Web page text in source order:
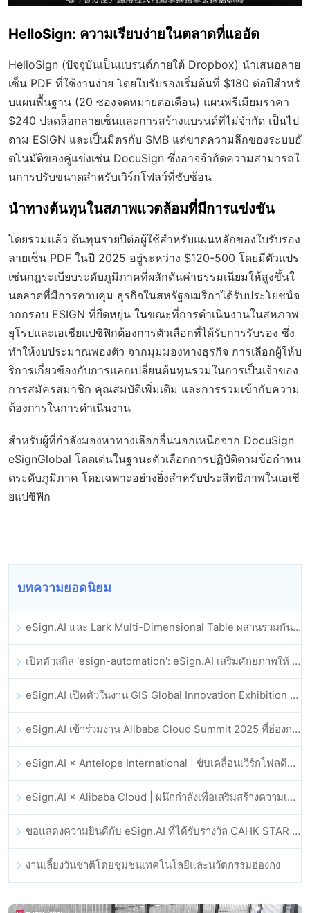
HelloSign: ความเรียบง่ายในตลาดที่แออัด
HelloSign (ปัจจุบันเป็นแบรนด์ภายใต้ Dropbox) นำเสนอลาย
เซ็น PDF ที่ใช้งานง่าย โดยใบรับรองเริ่มต้นที่ $180 ต่อปีสำหรั
บแผนพื้นฐาน (20 ซองจดหมายต่อเดือน) แผนพรีเมียมราคา
$240 ปลดล็อกลายเซ็นและการสร้างแบรนด์ที่ไม่จำกัด เป็นไป
ตาม ESIGN และเป็นมิตรกับ SMB แต่ขาดความลึกของระบบอั
ตโนมัติของคู่แข่งเช่น DocuSign ซึ่งอาจจำกัดความสามารถใ
นการปรับขนาดสำหรับเวิร์กโฟลว์ที่ซับซ้อน
นำทางต้นทุนในสภาพแวดล้อมที่มีการแข่งขัน
โดยรวมแล้ว ต้นทุนรายปีต่อผู้ใช้สำหรับแผนหลักของใบรับรอง
ลายเซ็น PDF ในปี 2025 อยู่ระหว่าง $120-500 โดยมีตัวแปร
เช่นกฎระเบียบระดับภูมิภาคที่ผลักดันค่าธรรมเนียมให้สูงขึ้นใ
นตลาดที่มีการควบคุม ธุรกิจในสหรัฐอเมริกาได้รับประโยชน์จ
ากกรอบ ESIGN ที่ยืดหยุ่น ในขณะที่การดำเนินงานในสหภาพ
ยุโรปและเอเชียแปซิฟิกต้องการตัวเลือกที่ได้รับการรับรอง ซึ่ง
ทำให้งบประมาณพองตัว จากมุมมองทางธุรกิจ การเลือกผู้ให้บ
ริการเกี่ยวข้องกับการแลกเปลี่ยนต้นทุนรวมในการเป็นเจ้าของ
การสมัครสมาชิก คุณสมบัติเพิ่มเติม และการรวมเข้ากับความ
ต้องการในการดำเนินงาน
สำหรับผู้ที่กำลังมองหาทางเลือกอื่นนอกเหนือจาก DocuSign
eSignGlobal โดดเด่นในฐานะตัวเลือกการปฏิบัติตามข้อกำหน
ดระดับภูมิภาค โดยเฉพาะอย่างยิ่งสำหรับประสิทธิภาพในเอเชี
ยแปซิฟิก
บทความยอดนิยม
eSign.AI และ Lark Multi-Dimensional Table ผสานรวมกันอย่างเป็นทางการ: การลงนามและการเก็บถาวรสัญญาอิเล็กทรอนิกส์แบบอัตโนมัติเต็มรูปแบบ
เปิดตัวสกิล 'esign-automation': eSign.AI เสริมศักยภาพให้ OpenClaw ด้วยลายเซ็นอิเล็กทรอนิกส์อัตโนมัติ
eSign.AI เปิดตัวในงาน GIS Global Innovation Exhibition 2025
eSign.AI เข้าร่วมงาน Alibaba Cloud Summit 2025 ที่ฮ่องกง เพื่อขับเคลื่อนนวัตกรรมคลาวด์ที่ขับเคลื่อนด้วย AI และความเชื่อมั่นทางดิจิทัล
eSign.AI × Antelope International | ขับเคลื่อนเวิร์กโฟลดิจิทัลที่ปลอดภัยและขับเคลื่อนด้วย AI
eSign.AI × Alibaba Cloud | ผนึกกำลังเพื่อเสริมสร้างความเชื่อมั่นดิจิทัลระดับโลกสำหรับฟินเทค
ขอแสดงความยินดีกับ eSign.AI ที่ได้รับรางวัล CAHK STAR Award 2025
งานเลี้ยงวันชาติโดยชุมชนเทคโนโลยีและนวัตกรรมฮ่องกง